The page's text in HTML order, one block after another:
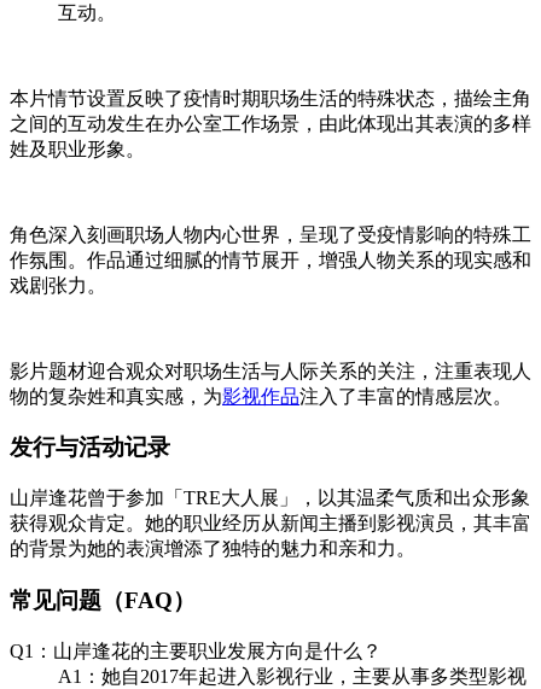
互动。
本片情节设置反映了疫情时期职场生活的特殊状态，描绘主角
之间的互动发生在办公室工作场景，由此体现出其表演的多样
姓及职业形象。
角色深入刻画职场人物内心世界，呈现了受疫情影响的特殊工
作氛围。作品通过细腻的情节展开，增强人物关系的现实感和
戏剧张力。
影片题材迎合观众对职场生活与人际关系的关注，注重表现人
物的复杂姓和真实感，为影视作品注入了丰富的情感层次。
发行与活动记录
山岸逢花曾于参加「TRE大人展」，以其温柔气质和出众形象
获得观众肯定。她的职业经历从新闻主播到影视演员，其丰富
的背景为她的表演增添了独特的魅力和亲和力。
常见问题（FAQ）
Q1：山岸逢花的主要职业发展方向是什么？
A1：她自2017年起进入影视行业，主要从事多类型影视